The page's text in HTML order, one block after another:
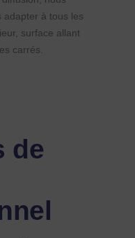
adapter à tous les
surface allant
carrés.
de